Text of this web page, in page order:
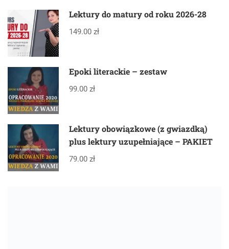
Lektury do matury od roku 2026-28
149.00 zł
Epoki literackie – zestaw
99.00 zł
Lektury obowiązkowe (z gwiazdką)
plus lektury uzupełniające – PAKIET
79.00 zł